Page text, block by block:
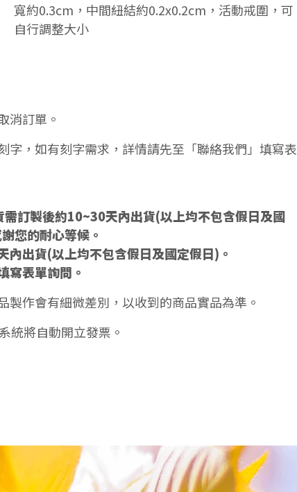
寬約0.3cm，中間紐結約0.2x0.2cm，活動戒圍，可
自行調整大小
消訂單。
，如有刻字需求，詳情請先至「聯絡我們」填寫表
訂製後約10~30天內出貨(以上均不包含假日及國
您的耐心等候。
出貨(以上均不包含假日及國定假日)。
表單詢問。
作會有細微差別，以收到的商品實品為準。
統將自動開立發票。